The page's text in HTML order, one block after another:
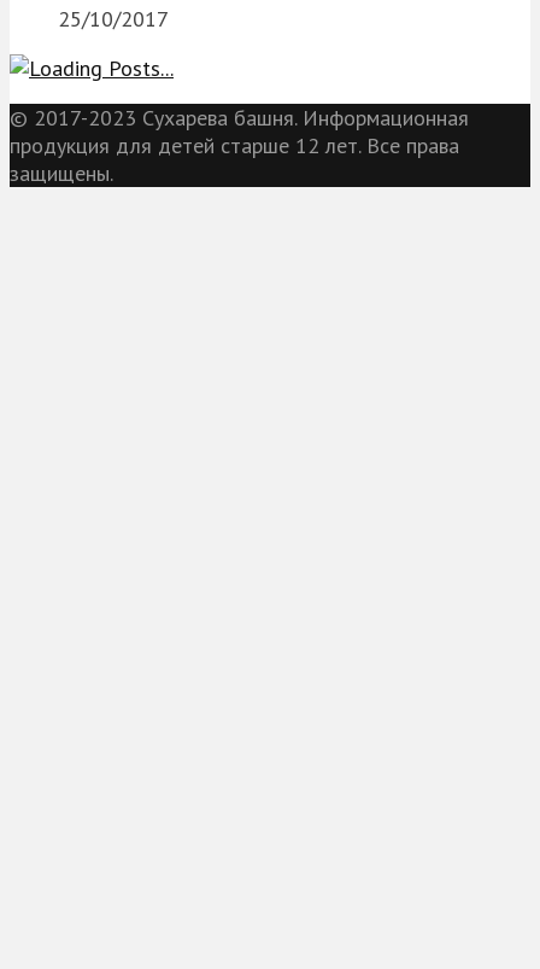
25/10/2017
© 2017-2023 Сухарева башня. Информационная
продукция для детей старше 12 лет. Все права
защищены.